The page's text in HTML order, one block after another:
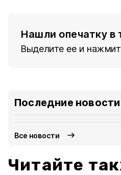
Нашли опечатку в
Выделите ее и
Последние новости
Все новости
Читайте